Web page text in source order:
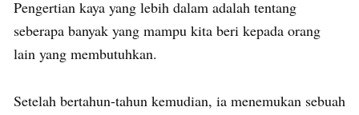
Pengertian kaya yang lebih dalam adalah tentang
seberapa banyak yang mampu kita beri kepada orang
lain yang membutuhkan.
Setelah bertahun-tahun kemudian, ia menemukan sebuah